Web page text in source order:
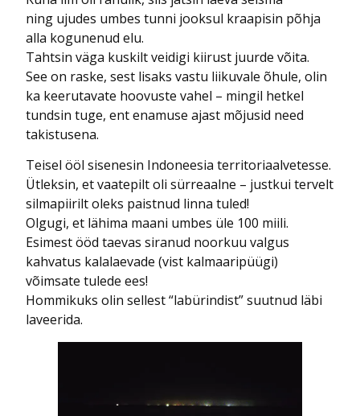
ning ujudes umbes tunni jooksul kraapisin põhja
alla kogunenud elu.
Tahtsin väga kuskilt veidigi kiirust juurde võita.
See on raske, sest lisaks vastu liikuvale õhule, olin
ka keerutavate hoovuste vahel – mingil hetkel
tundsin tuge, ent enamuse ajast mõjusid need
takistusena.
Teisel ööl sisenesin Indoneesia territoriaalvetesse.
Ütleksin, et vaatepilt oli sürreaalne – justkui tervelt
silmapiirilt oleks paistnud linna tuled!
Olgugi, et lähima maani umbes üle 100 miili.
Esimest ööd taevas siranud noorkuu valgus
kahvatus kalalaevade (vist kalmaaripüügi)
võimsate tulede ees!
Hommikuks olin sellest “labürindist” suutnud läbi
laveerida.